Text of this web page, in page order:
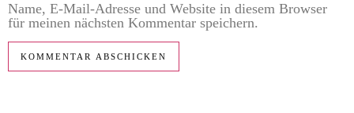
Name, E-Mail-Adresse und Website in diesem Browser
für meinen nächsten Kommentar speichern.